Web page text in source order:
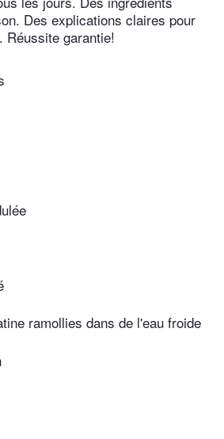
Des explications claires pour
Réussite garantie!
ramollies dans de l'eau froide